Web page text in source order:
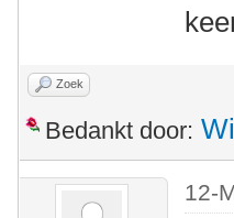
Zoek
Bedankt door:
12-